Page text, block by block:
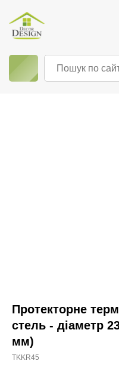
Протекторне
стель - діаметр
мм)
TKKR45